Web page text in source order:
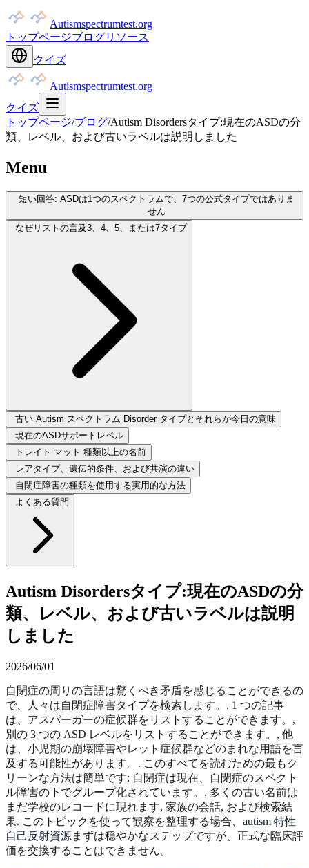
Autismspectrumtest.org
トップページブログリソース
クイズ
Autismspectrumtest.org
クイズ
トップページ/ブログ/Autism Disordersタイプ:現在のASDの分
類、レベル、および古いラベルは説明しました
Menu
短い回答: ASDは1つのスペクトラムで、7つの公式タイプではありま
せん
なぜリストの言及3、4、5、または7タイプ
古い Autism スペクトラム Disorder タイプとそれらが今日の意味
現在のASDサポートレベル
トレイト マット 種類以上の名前
レアタイプ、遺伝的条件、および共演の違い
自閉症障害の種類を使用する実用的な方法
よくある質問
Autism Disordersタイプ:現在のASDの分
類、レベル、および古いラベルは説明
しました
2026/06/01
自閉症の周りの言語は驚くべき矛盾を感じることができるの
で、人々は自閉症障害タイプを検索します。. 1 つの記事
は、アスパーガーの症候群をリストすることができます。,
別の 3 つの ASD レベルをリストすることができます。, 他
は、小児期の崩壊障害やレット症候群などのまれな用語を言
及する可能性があります。. このすべてを読むための最もク
リーンな方法は簡単です: 自閉症は現在、自閉症のスペクト
ル障害の下でグループ化されています。, 多くの古い名前は
まだ学校のレコードに現れます, 家族の会話, および検索結
果. このトピックを使って観察を整理する場合、 autism 特性
自己反射資源まずは穏やかなステップですが、正式な臨床評
価を交換することはできません。